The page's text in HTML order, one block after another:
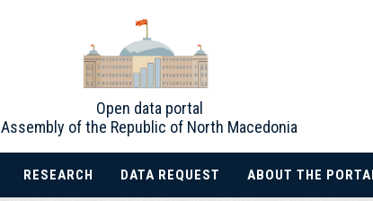
Open data portal
Assembly of the Republic of North Macedonia
RESEARCH DATA REQUEST ABOUT THE